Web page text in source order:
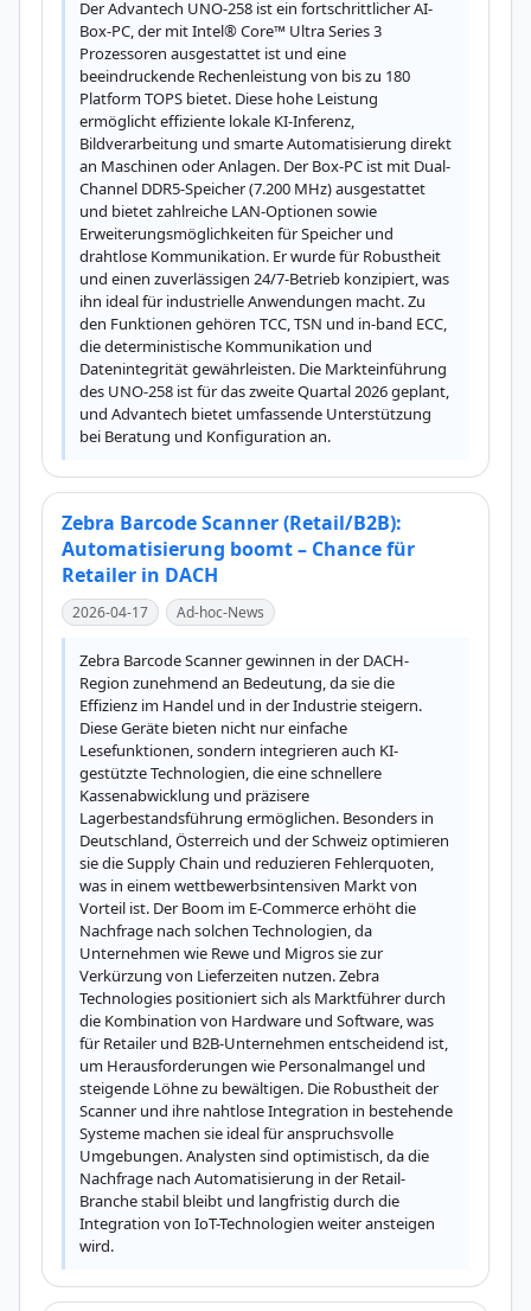
Der Advantech UNO-258 ist ein fortschrittlicher AI-
Box-PC, der mit Intel® Core™ Ultra Series 3
Prozessoren ausgestattet ist und eine
beeindruckende Rechenleistung von bis zu 180
Platform TOPS bietet. Diese hohe Leistung
ermöglicht effiziente lokale KI-Inferenz,
Bildverarbeitung und smarte Automatisierung direkt
an Maschinen oder Anlagen. Der Box-PC ist mit Dual-
Channel DDR5-Speicher (7.200 MHz) ausgestattet
und bietet zahlreiche LAN-Optionen sowie
Erweiterungsmöglichkeiten für Speicher und
drahtlose Kommunikation. Er wurde für Robustheit
und einen zuverlässigen 24/7-Betrieb konzipiert, was
ihn ideal für industrielle Anwendungen macht. Zu
den Funktionen gehören TCC, TSN und in-band ECC,
die deterministische Kommunikation und
Datenintegrität gewährleisten. Die Markteinführung
des UNO-258 ist für das zweite Quartal 2026 geplant,
und Advantech bietet umfassende Unterstützung
bei Beratung und Konfiguration an.
Zebra Barcode Scanner (Retail/B2B):
Automatisierung boomt – Chance für
Retailer in DACH
2026-04-17 Ad-hoc-News
Zebra Barcode Scanner gewinnen in der DACH-
Region zunehmend an Bedeutung, da sie die
Effizienz im Handel und in der Industrie steigern.
Diese Geräte bieten nicht nur einfache
Lesefunktionen, sondern integrieren auch KI-
gestützte Technologien, die eine schnellere
Kassenabwicklung und präzisere
Lagerbestandsführung ermöglichen. Besonders in
Deutschland, Österreich und der Schweiz optimieren
sie die Supply Chain und reduzieren Fehlerquoten,
was in einem wettbewerbsintensiven Markt von
Vorteil ist. Der Boom im E-Commerce erhöht die
Nachfrage nach solchen Technologien, da
Unternehmen wie Rewe und Migros sie zur
Verkürzung von Lieferzeiten nutzen. Zebra
Technologies positioniert sich als Marktführer durch
die Kombination von Hardware und Software, was
für Retailer und B2B-Unternehmen entscheidend ist,
um Herausforderungen wie Personalmangel und
steigende Löhne zu bewältigen. Die Robustheit der
Scanner und ihre nahtlose Integration in bestehende
Systeme machen sie ideal für anspruchsvolle
Umgebungen. Analysten sind optimistisch, da die
Nachfrage nach Automatisierung in der Retail-
Branche stabil bleibt und langfristig durch die
Integration von IoT-Technologien weiter ansteigen
wird.